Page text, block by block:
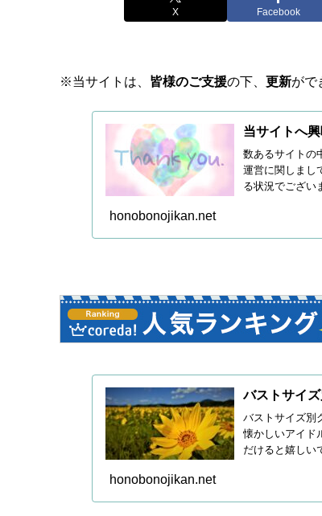
X Facebook
※当サイトは、 皆様のご支援の下、 更新がで
当サイトへ
数あるサイトの
運営に関しまし
る状況でござい
honobonojikan.net
バストサイ
バストサイズ別
懐かしいアイド
だけると嬉しい
honobonojikan.net